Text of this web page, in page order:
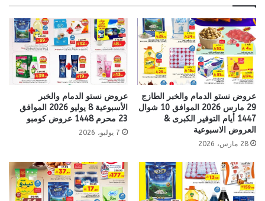
عروض نستو الدمام والخبر الطازج
29 مارس 2026 الموافق 10 شوال
1447 أيام التوفير الكبرى &
العروض الاسبوعية
28 مارس، 2026
عروض نستو الدمام والخبر
الأسبوعية 8 يوليو 2026 الموافق
23 محرم 1448 عروض كومبو
7 يوليو، 2026